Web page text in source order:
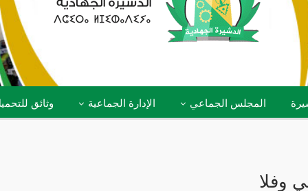
المجلس الجماعي الإدارة الجماعية وثائق
وفلا